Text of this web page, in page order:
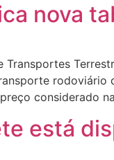
nova
Transportes
rodoviário
considerado
está